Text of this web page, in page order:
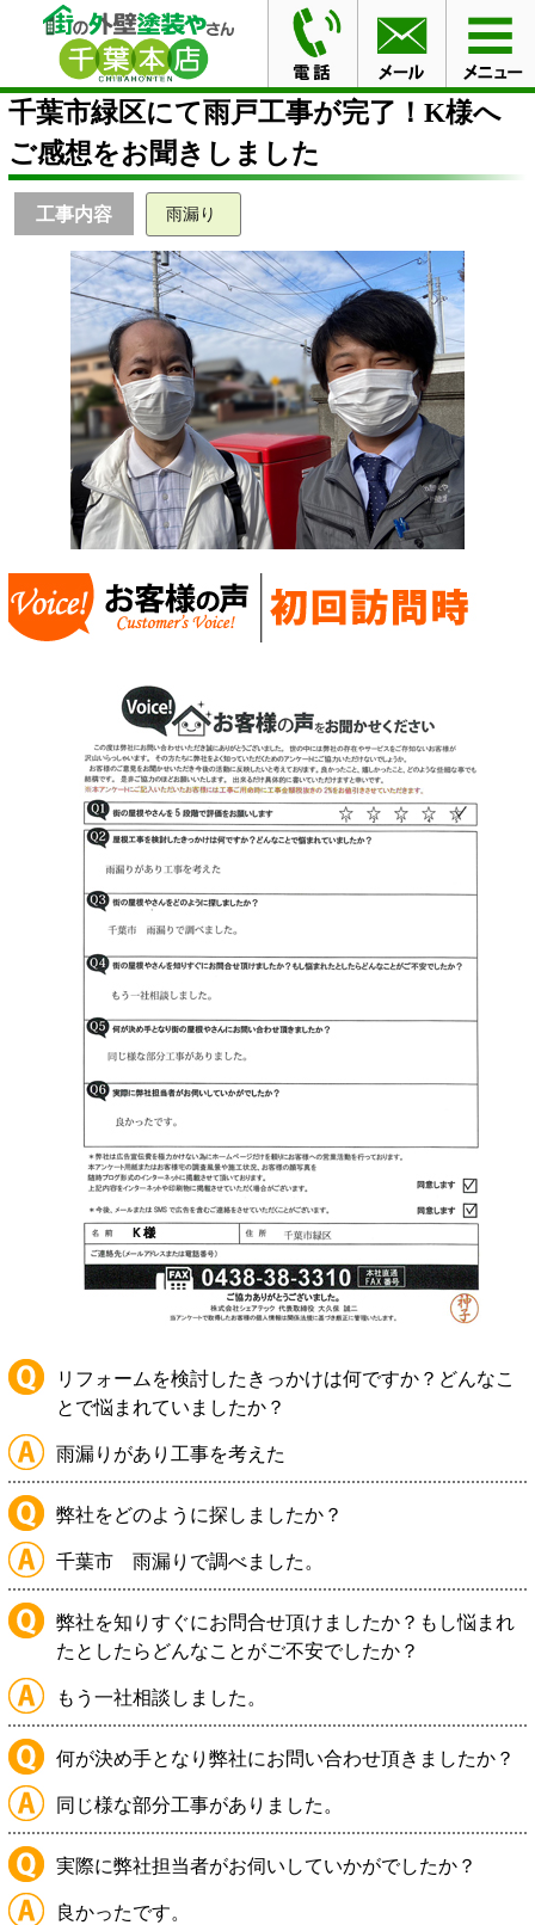
HOME お客様の声
千葉市緑区にて雨戸工事が完了！K
様へご感想をお聞きしました
千葉市緑区にて雨戸工事が完了！K様へ
ご感想をお聞きしました
工事内容 雨漏り
リフォームを検討したきっかけは何ですか？どんなこ
とで悩まれていましたか？
雨漏りがあり工事を考えた
弊社をどのように探しましたか？
千葉市 雨漏りで調べました。
弊社を知りすぐにお問合せ頂けましたか？もし悩まれ
たとしたらどんなことがご不安でしたか？
もう一社相談しました。
何が決め手となり弊社にお問い合わせ頂きましたか？
同じ様な部分工事がありました。
実際に弊社担当者がお伺いしていかがでしたか？
良かったです。